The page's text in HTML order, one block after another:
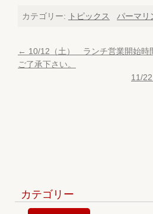
カテゴリー: トピックス パーマリ
← 10/12（土） ランチ営業開始時
ご了承下さい。
11/
カテゴリー